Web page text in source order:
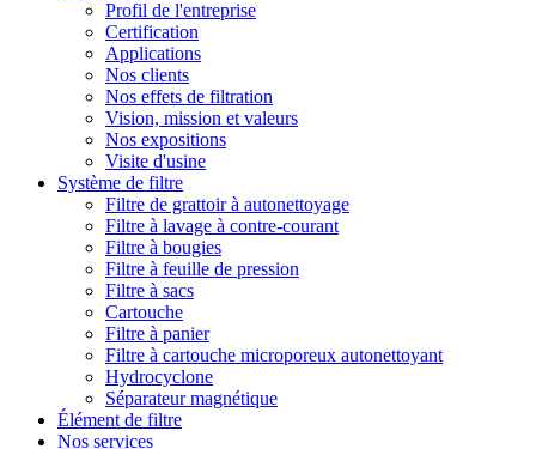
Profil de l'entreprise
Certification
Applications
Nos clients
Nos effets de filtration
Vision, mission et valeurs
Nos expositions
Visite d'usine
Système de filtre
Filtre de grattoir à autonettoyage
Filtre à lavage à contre-courant
Filtre à bougies
Filtre à feuille de pression
Filtre à sacs
Cartouche
Filtre à panier
Filtre à cartouche microporeux autonettoyant
Hydrocyclone
Séparateur magnétique
Élément de filtre
Nos services